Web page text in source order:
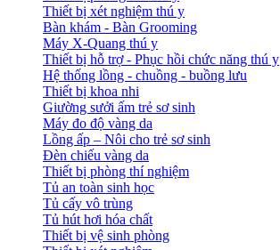
Thiết bị xét nghiệm thú y
Bàn khám - Bàn Grooming
Máy X-Quang thú y
Thiết bị hỗ trợ - Phục hồi chức năng thú y
Hệ thống lồng - chuồng - buồng lưu
Thiết bị khoa nhi
Giường sưởi ấm trẻ sơ sinh
Máy đo độ vàng da
Lồng ấp – Nôi cho trẻ sơ sinh
Đèn chiếu vàng da
Thiết bị phòng thí nghiệm
Tủ an toàn sinh học
Tủ cấy vô trùng
Tủ hút hơi hóa chất
Thiết bị vệ sinh phòng